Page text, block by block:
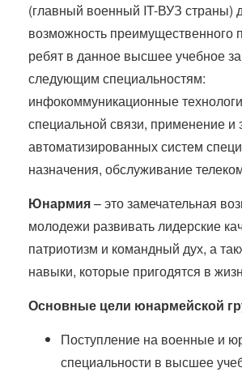
(главный военный IT-ВУЗ страны)
возможность преимущественного
ребят в данное высшее учебное
следующим специальностям:
инфокоммуникационные
специальной связи, применение и
автоматизированных систем
назначения, обслуживание
Юнармия– это замечательная
молодежи развивать лидерские
патриотизм и командный дух, а
навыки, которые пригодятся в
Основные цели юнармейской
Поступление на военные и
специальности в высшее